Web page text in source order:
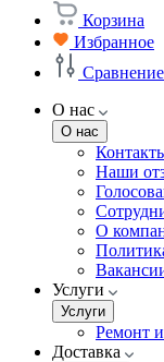
Корзина
Избранное
О нас
О нас
Наши
О
Услуги
Услуги
Ремонт
Доставка